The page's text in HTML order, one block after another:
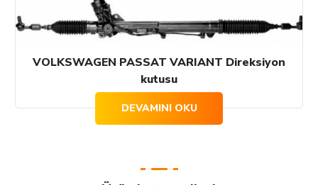
VOLKSWAGEN PASSAT VARIANT Direksiyon
kutusu
DEVAMINI OKU